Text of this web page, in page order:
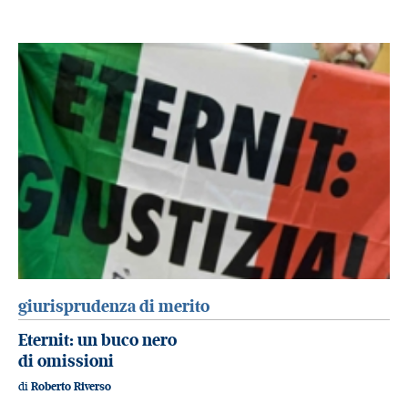
giurisprudenza di merito
Eternit: un buco nero
di omissioni
di Roberto Riverso